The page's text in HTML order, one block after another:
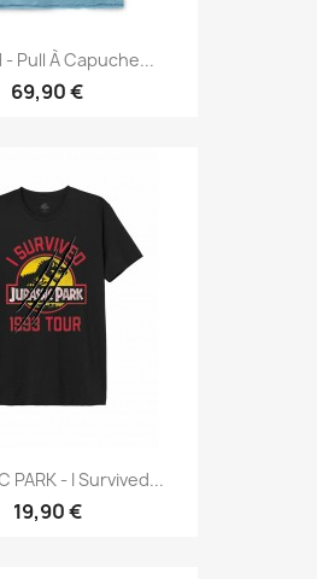
- Pull À Capuche...
69,90 €
PARK - I Survived...
19,90 €